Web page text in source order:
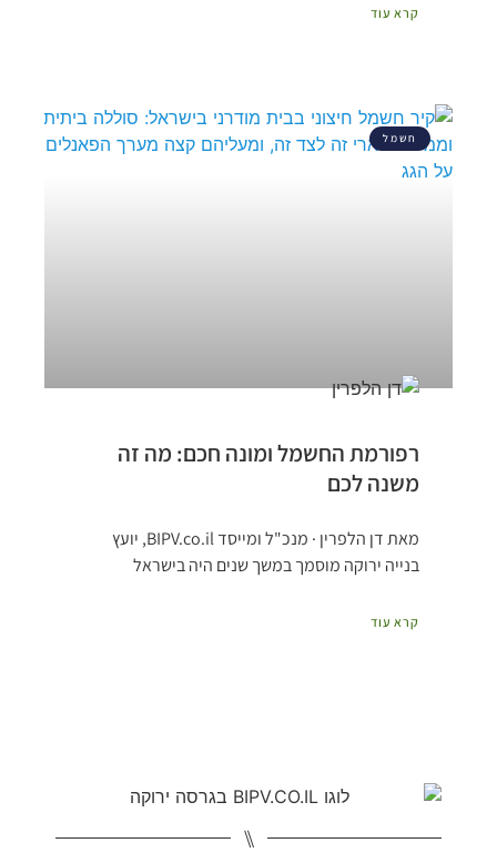
קרא עוד
חשמל
רפורמת החשמל ומונה חכם: מה זה
משנה לכם
מאת דן הלפרין · מנכ"ל ומייסד BIPV.co.il, יועץ
בנייה ירוקה מוסמך במשך שנים היה בישראל
קרא עוד
⑊